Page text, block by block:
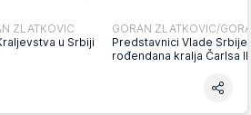
ZLATKOVIC
u Srbiji
GORAN ZLATKOVIC/
Predstavnici Vlade Srbije
rođendana kralja Čarlsa